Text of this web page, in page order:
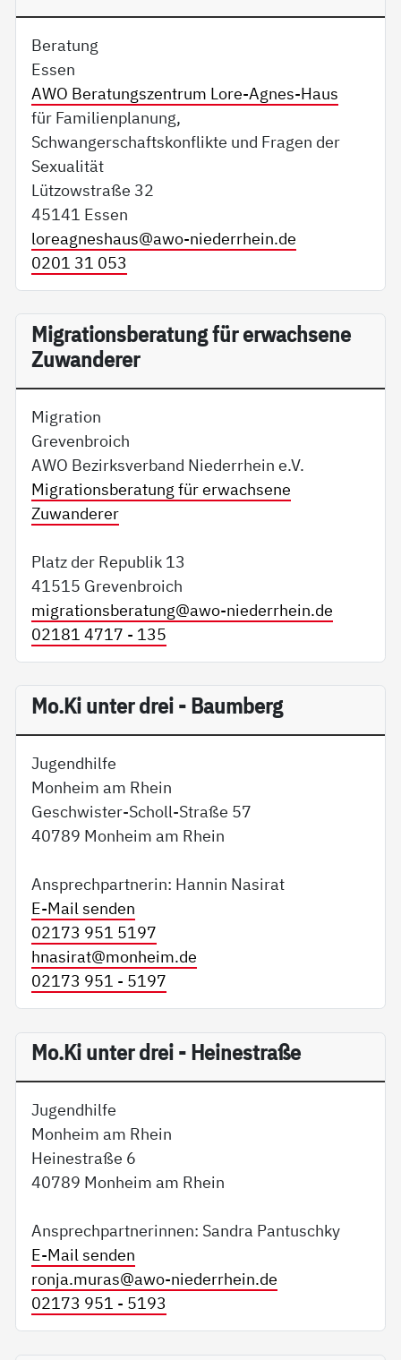
Beratung
Essen
AWO Beratungszentrum Lore-Agnes-Haus
für Familienplanung,
Schwangerschaftskonflikte und Fragen der
Sexualität
Lützowstraße 32
45141 Essen
loreagneshaus@awo-niederrhein.de
0201 31 053
Migrationsberatung für erwachsene
Zuwanderer
Migration
Grevenbroich
AWO Bezirksverband Niederrhein e.V.
Migrationsberatung für erwachsene
Zuwanderer
Platz der Republik 13
41515 Grevenbroich
migrationsberatung@awo-niederrhein.de
02181 4717 - 135
Mo.Ki unter drei - Baumberg
Jugendhilfe
Monheim am Rhein
Geschwister-Scholl-Straße 57
40789 Monheim am Rhein
Ansprechpartnerin: Hannin Nasirat
E-Mail senden
02173 951 5197
hnasirat@monheim.de
02173 951 - 5197
Mo.Ki unter drei - Heinestraße
Jugendhilfe
Monheim am Rhein
Heinestraße 6
40789 Monheim am Rhein
Ansprechpartnerinnen: Sandra Pantuschky
E-Mail senden
ronja.muras@awo-niederrhein.de
02173 951 - 5193